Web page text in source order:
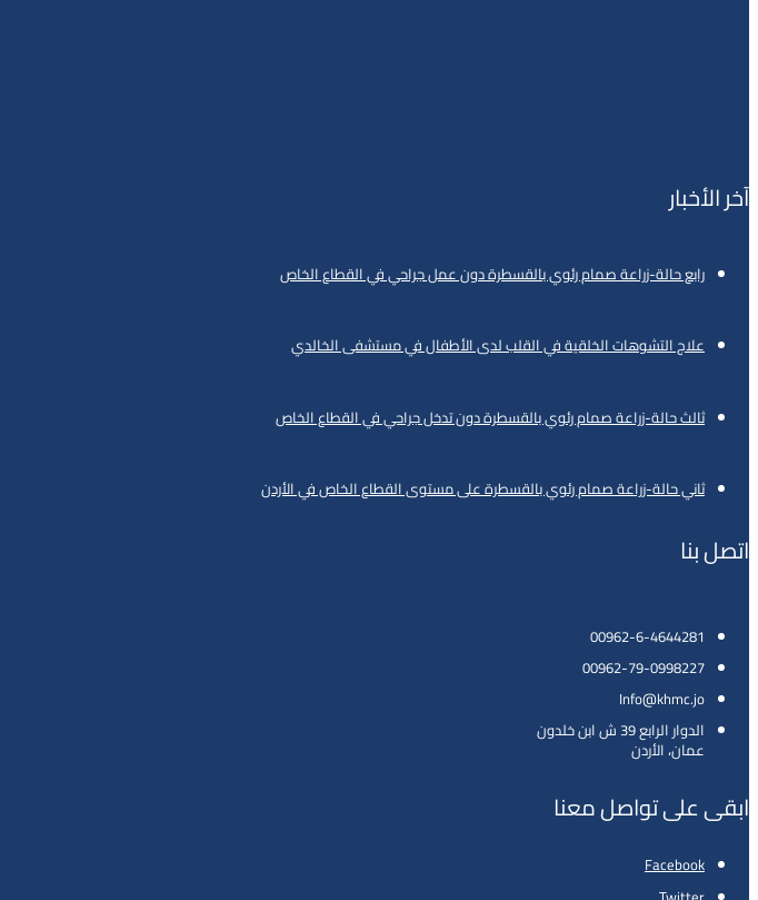
آخر الأخبار
رابع حالة-زراعة صمام رئوي بالقسطرة دون عمل جراحي في القطاع الخاص
علاج التشوهات الخلقية في القلب لدى الأطفال في مستشفى الخالدي
ثالث حالة-زراعة صمام رئوي بالقسطرة دون تدخل جراحي في القطاع الخاص
ثاني حالة-زراعة صمام رئوي بالقسطرة على مستوى القطاع الخاص في الأردن
اتصل بنا
00962-6-4644281
00962-79-0998227
Info@khmc.jo
الدوار الرابع 39 ش ابن خلدون
عمان، الأردن
ابقى على تواصل معنا
Facebook